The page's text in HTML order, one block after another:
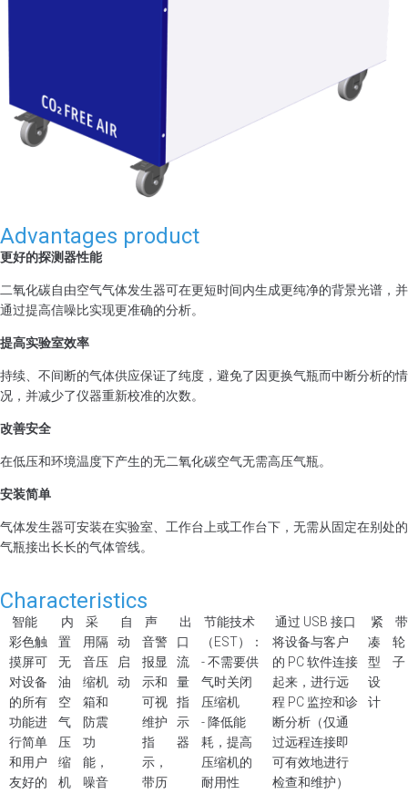
Advantages product
更好的探测器性能
二氧化碳自由空气气体发生器可在更短时间内生成更纯净的背景光谱，并
通过提高信噪比实现更准确的分析。
提高实验室效率
持续、不间断的气体供应保证了纯度，避免了因更换气瓶而中断分析的情
况，并减少了仪器重新校准的次数。
改善安全
在低压和环境温度下产生的无二氧化碳空气无需高压气瓶。
安装简单
气体发生器可安装在实验室、工作台上或工作台下，无需从固定在别处的
气瓶接出长长的气体管线。
Characteristics
智能
彩色触
摸屏可
对设备
的所有
功能进
行简单
和用户
友好的
内
置
无
油
空
气
压
缩
机
采
用隔
音压
缩机
箱和
防震
功
能，
噪音
自
动
启
动
声
音警
报显
示和
可视
维护
指
示，
带历
出
口
流
量
指
示
器
节能技术
（EST）：
- 不需要供
气时关闭
压缩机
- 降低能
耗，提高
压缩机的
耐用性
通过 USB 接口
将设备与客户
的 PC 软件连接
起来，进行远
程 PC 监控和诊
断分析（仅通
过远程连接即
可有效地进行
检查和维护）
紧
凑
型
设
计
带
轮
子